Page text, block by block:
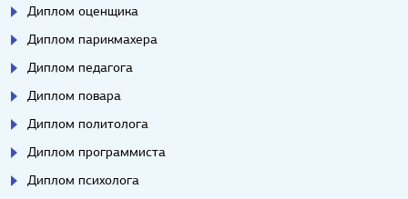
Диплом оценщика
Диплом парикмахера
Диплом педагога
Диплом повара
Диплом политолога
Диплом программиста
Диплом психолога